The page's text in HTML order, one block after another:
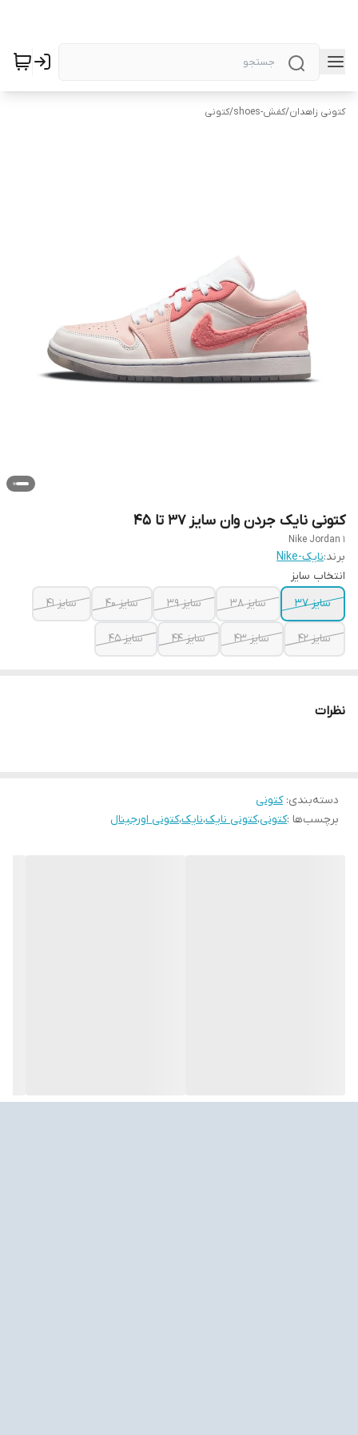
کتونی زاهدان/کفش-shoes /کتونی
کتونی نایک جردن وان سایز ۳۷ تا ۴۵
Nike Jordan 1
برند:نایک-Nike
انتخاب سایز
سایز ۳۷
سایز ۳۸ سایز ۳۹ سایز ۴۰ سایز ۴۱
سایز ۴۲ سایز ۴۳ سایز ۴۴ سایز ۴۵
نظرات
دسته‌بندی:کتونی
برچسب‌ها :کتونی،کتونی نایک،نایک،کتونی اورجینال